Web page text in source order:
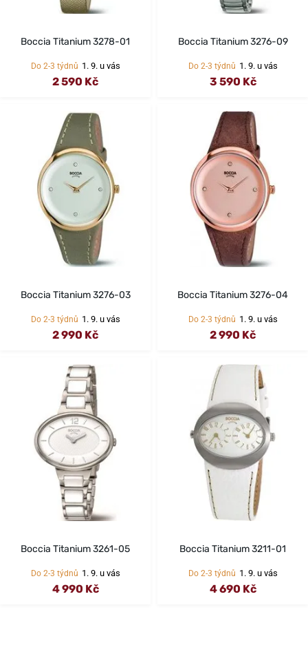
Boccia Titanium 3278-01
Do 2-3 týdnů 1. 9. u vás
2 590 Kč
Boccia Titanium 3276-09
Do 2-3 týdnů 1. 9. u vás
3 590 Kč
Boccia Titanium 3276-03
Do 2-3 týdnů 1. 9. u vás
2 990 Kč
Boccia Titanium 3276-04
Do 2-3 týdnů 1. 9. u vás
2 990 Kč
Boccia Titanium 3261-05
Do 2-3 týdnů 1. 9. u vás
4 990 Kč
Boccia Titanium 3211-01
Do 2-3 týdnů 1. 9. u vás
4 690 Kč